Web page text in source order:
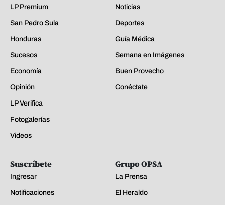
LP Premium
San Pedro Sula
Honduras
Sucesos
Economía
Opinión
LP Verifica
Fotogalerías
Videos
Noticias
Deportes
Guía Médica
Semana en Imágenes
Buen Provecho
Conéctate
Suscríbete
Ingresar
Notificaciones
Grupo OPSA
La Prensa
El Heraldo